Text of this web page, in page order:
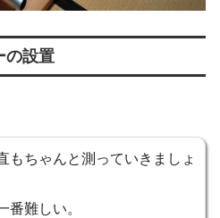
の設置
もちゃんと測っていきましょ
番難しい。